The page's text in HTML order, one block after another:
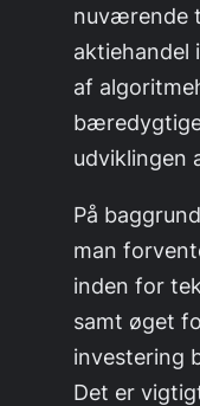
nuværende
aktiehandel
af
udviklingen
På
man
inden for
samt øget
investering
Det er